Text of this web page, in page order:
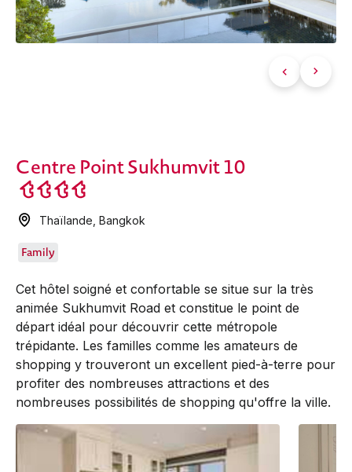
Centre Point Sukhumvit 10
Thaïlande ,Bangkok
Family
Cet hôtel soigné et confortable se situe sur la très
animée Sukhumvit Road et constitue le point de
départ idéal pour découvrir cette métropole
trépidante. Les familles comme les amateurs de
shopping y trouveront un excellent pied-à-terre pour
profiter des nombreuses attractions et des
nombreuses possibilités de shopping qu'offre la ville.